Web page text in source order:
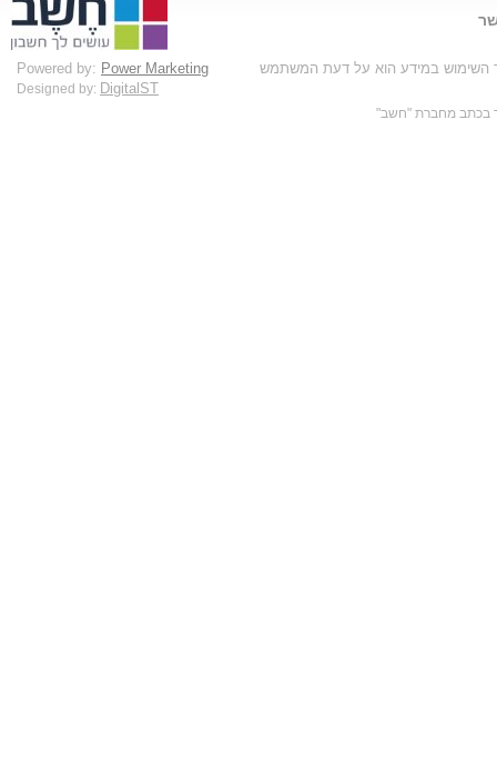
השימוש במידע הוא על דעת המשתמש Powered by: Power Marketing
Designed by: DigitalST